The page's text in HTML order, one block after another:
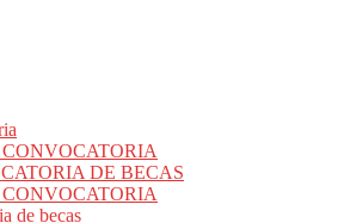
DE BECAS
de becas